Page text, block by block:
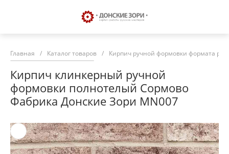
Главная / Каталог товаров / Кирпич ручной формовки формата
Кирпич клинкерный ручной
формовки полнотелый Сормово
Фабрика Донские Зори MN007